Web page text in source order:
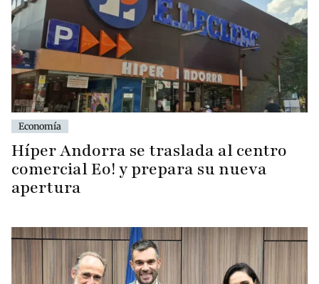
Economía
Híper Andorra se traslada al centro
comercial Eo! y prepara su nueva
apertura